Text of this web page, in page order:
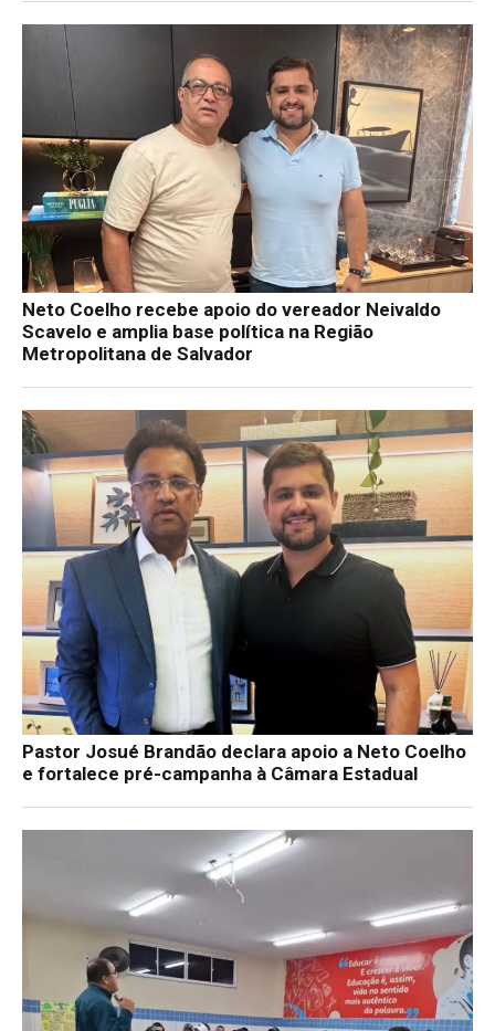
Neto Coelho recebe apoio do vereador Neivaldo
Scavelo e amplia base política na Região
Metropolitana de Salvador
Pastor Josué Brandão declara apoio a Neto Coelho
e fortalece pré-campanha à Câmara Estadual